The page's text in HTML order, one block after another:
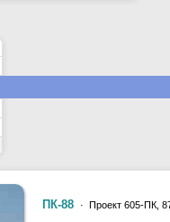
ПК-88 · Проект 605-ПК,